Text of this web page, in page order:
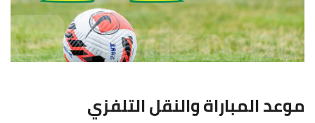
موعد المباراة والنقل التلفزي